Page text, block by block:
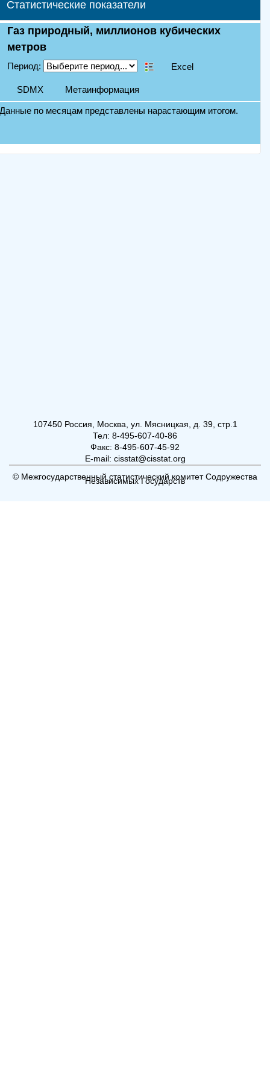
Статистические показатели
107450 Россия, Москва, ул. Мясницкая, д. 39, стр.1
Тел: 8-495-607-40-86
Факс: 8-495-607-45-92
E-mail: cisstat@cisstat.org
© Межгосударственный статистический комитет Содружества
Независимых Государств